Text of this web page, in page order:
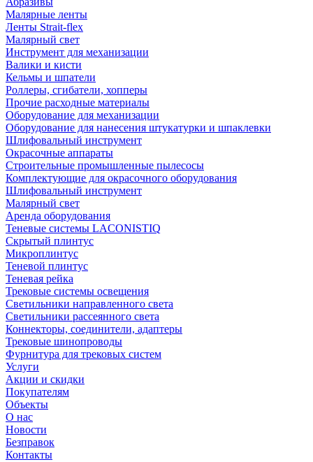
Малярные ленты
Ленты Strait-flex
Малярный свет
Инструмент для механизации
Валики и кисти
Кельмы и шпатели
Роллеры, сгибатели, хопперы
Прочие расходные материалы
Оборудование для механизации
Оборудование для нанесения штукатурки и шпаклевки
Шлифовальный инструмент
Окрасочные аппараты
Строительные промышленные пылесосы
Комплектующие для окрасочного оборудования
Шлифовальный инструмент
Малярный свет
Аренда оборудования
Теневые системы LACONISTIQ
Скрытый плинтус
Микроплинтус
Теневой плинтус
Теневая рейка
Трековые системы освещения
Светильники направленного света
Светильники рассеянного света
Коннекторы, соединители, адаптеры
Трековые шинопроводы
Фурнитура для трековых систем
Услуги
Акции и скидки
Покупателям
Объекты
О нас
Новости
Безправок
Контакты